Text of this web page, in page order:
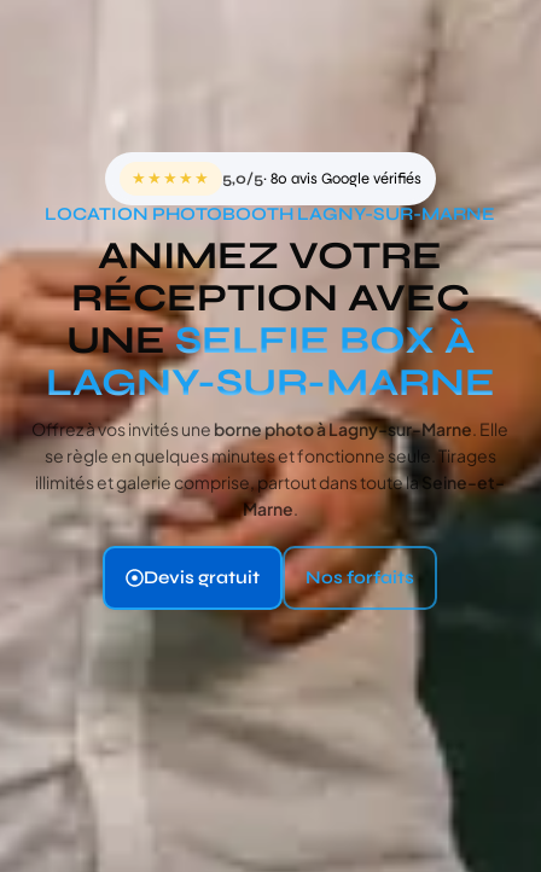
★★★★★ 5,0/5· 80 avis Google vérifiés
LOCATION PHOTOBOOTH LAGNY-SUR-MARNE
ANIMEZ VOTRE
RÉCEPTION AVEC
UNESELFIE BOX À
LAGNY-SUR-MARNE
Offrez à vos invités une borne photoà Lagny-sur-Marne . Elle
se règle en quelques minutes et fonctionne seule. Tirages
illimités et galerie comprise, partout dans toute la Seine-et-
Marne
Devis gratuit Nos forfaits